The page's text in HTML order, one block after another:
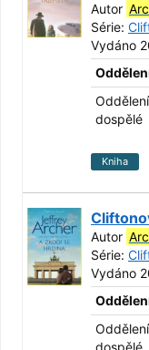
Autor
Série:
Vydáno
dospělé
Kniha
Autor
Série:
Vydáno
dospělé